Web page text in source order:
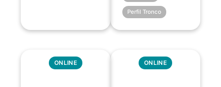
Perfil Tronco
ONLINE ONLINE